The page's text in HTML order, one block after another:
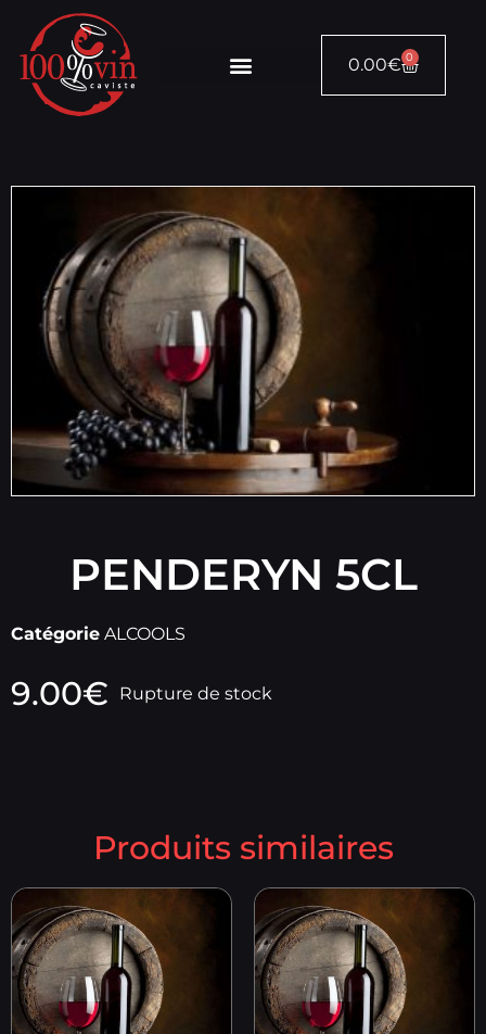
0.00€ 0
PENDERYN 5CL
Catégorie ALCOOLS
9.00€ Rupture de stock
Produits similaires